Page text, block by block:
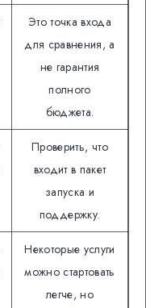
Это точка входа
для сравнения, а
не гарантия
полного
бюджета.
Проверить, что
входит в пакет
запуска и
поддержку.
Некоторые услуги
можно стартовать
легче, но